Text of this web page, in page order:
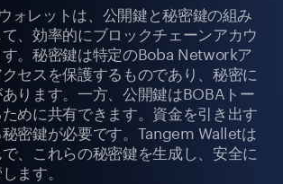
ォレットは、公開鍵と秘密鍵の組み
、効率的にブロックチェーンアカウ
。秘密鍵は特定のBoba Networkア
セスを保護するものであり、秘密に
ります。一方、公開鍵はBOBAトー
めに共有できます。資金を引き出す
密鍵が必要です。Tangem Walletは
、これらの秘密鍵を生成し、安全に
ます。